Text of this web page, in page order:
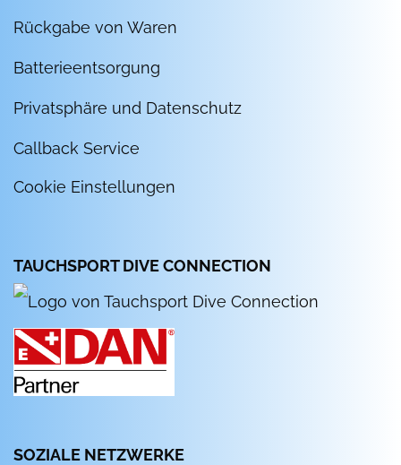
Rückgabe von Waren
Batterieentsorgung
Privatsphäre und Datenschutz
Callback Service
Cookie Einstellungen
TAUCHSPORT DIVE CONNECTION
SOZIALE NETZWERKE